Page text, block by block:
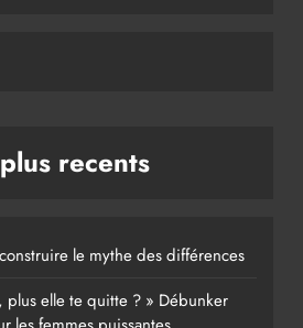
recents
le mythe des différences
plus elle te quitte ? » Débunker